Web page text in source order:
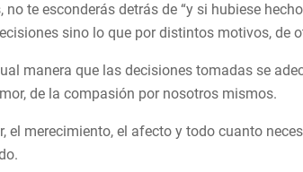
te esconderás detrás de “y si hubiese
sino lo que por distintos motivos, de
manera que las decisiones tomadas se
de la compasión por nosotros mismos.
el merecimiento, el afecto y todo cuanto